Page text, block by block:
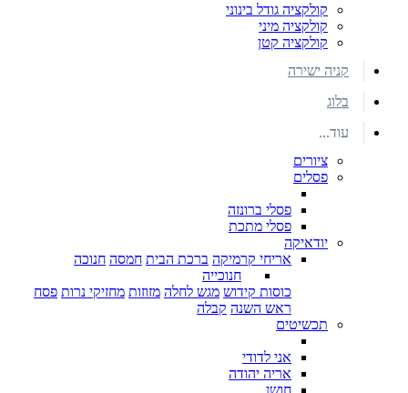
קולקציה גודל בינוני
קולקציה מיני
קולקציה קטן
קניה ישירה
בלוג
עוד...
ציורים
פסלים
פסלי ברונזה
פסלי מתכת
יודאיקה
אריחי קרמיקה ברכת הבית חמסה חנוכה
חנוכייה
כוסות קידוש מגש לחלה מזוזות מחזיקי נרות פסח
ראש השנה קבלה
תכשיטים
אני לדודי
אריה יהודה
חושן